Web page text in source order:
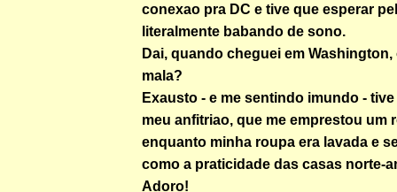
conexao pra DC e tive que esperar
literalmente babando de sono.
Dai, quando cheguei em Washington,
mala?
Exausto - e me sentindo imundo -
meu anfitriao, que me emprestou um
enquanto minha roupa era lavada e
como a praticidade das casas norte-
Adoro!